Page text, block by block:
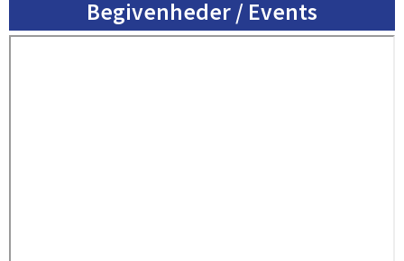
Begivenheder / Events